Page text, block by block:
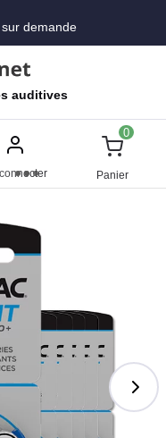
d'achats
auditives
0
Panier